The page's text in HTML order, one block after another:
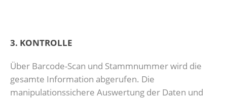
3. KONTROLLE
Über Barcode-Scan und Stammnummer wird die
gesamte Information abgerufen. Die
manipulationssichere Auswertung der Daten und